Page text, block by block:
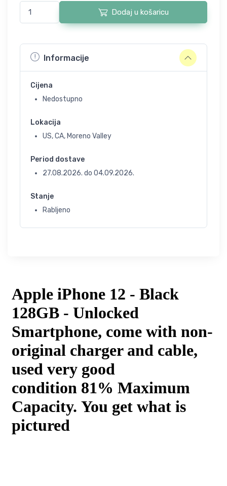
Dodaj u košaricu
Informacije
Cijena
Nedostupno
Lokacija
US, CA, Moreno Valley
Period dostave
27.08.2026. do 04.09.2026.
Stanje
Rabljeno